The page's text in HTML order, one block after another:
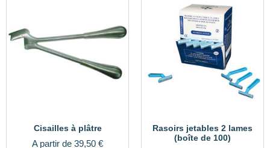
Cisailles à plâtre
A partir de 39,50 €
Rasoirs jetables 2 lames
(boîte de 100)